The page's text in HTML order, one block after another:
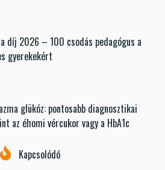
díj 2026 – 100 csodás pedagógus a
gyerekekért
glükóz: pontosabb diagnosztikai
az éhomi vércukor vagy a HbA1c
Kapcsolódó